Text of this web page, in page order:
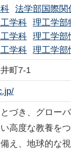
法学部国際関
学科
理工学部
学科
理工学部
学科
理工学部
町7-1
づき、グロー
高度な教養を
え、地球的な